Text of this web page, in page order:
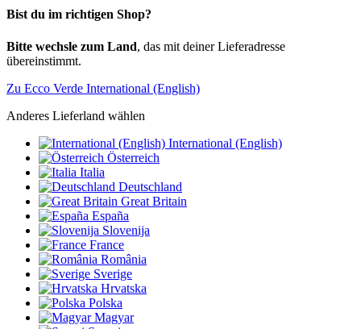
Bist du im richtigen Shop?
Bitte wechsle zum Land, das mit deiner Lieferadresse
übereinstimmt.
Zu Ecco Verde International (English)
Anderes Lieferland wählen
International (English)
Österreich
Italia
Deutschland
Great Britain
España
Slovenija
France
România
Sverige
Hrvatska
Polska
Magyar